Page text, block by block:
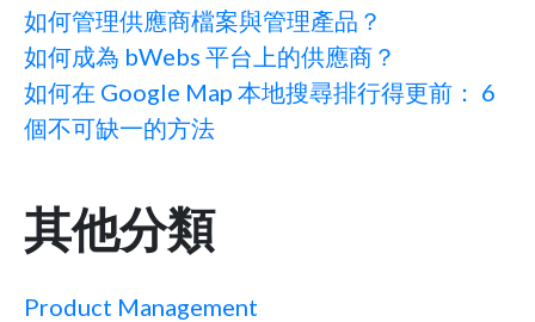
如何管理供應商檔案與管理產品？
如何成為 bWebs 平台上的供應商？
如何在 Google Map 本地搜尋排行得更前： 6
個不可缺一的方法
其他分類
Product Management